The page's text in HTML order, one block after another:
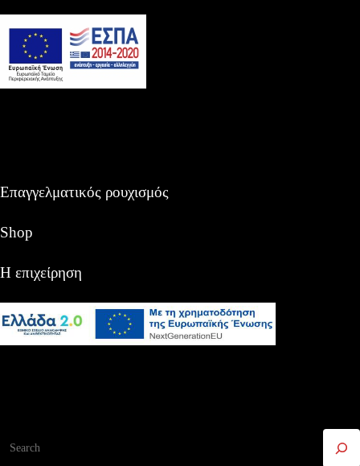
Επαγγελματικός ρουχισμός
Shop
Η επιχείρηση